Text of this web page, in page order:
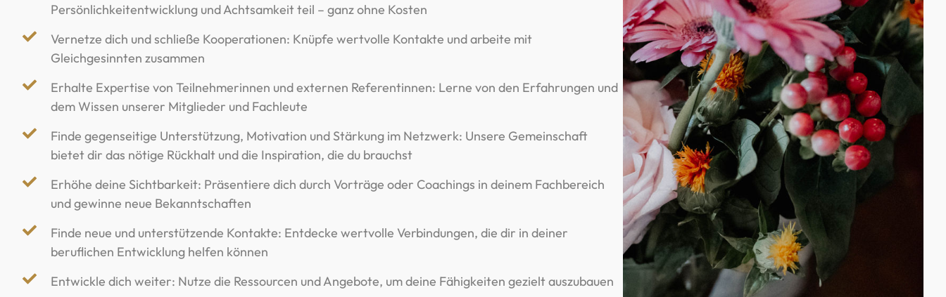
Persönlichkeitentwicklung und Achtsamkeit teil – ganz ohne Kosten
Vernetze dich und schließe Kooperationen: Knüpfe wertvolle Kontakte und arbeite mit
Gleichgesinnten zusammen
Erhalte Expertise von Teilnehmerinnen und externen Referentinnen: Lerne von den Erfahrungen und
dem Wissen unserer Mitglieder und Fachleute
Finde gegenseitige Unterstützung, Motivation und Stärkung im Netzwerk: Unsere Gemeinschaft
bietet dir das nötige Rückhalt und die Inspiration, die du brauchst
Erhöhe deine Sichtbarkeit: Präsentiere dich durch Vorträge oder Coachings in deinem Fachbereich
und gewinne neue Bekanntschaften
Finde neue und unterstützende Kontakte: Entdecke wertvolle Verbindungen, die dir in deiner
beruflichen Entwicklung helfen können
Entwickle dich weiter: Nutze die Ressourcen und Angebote, um deine Fähigkeiten gezielt auszubauen